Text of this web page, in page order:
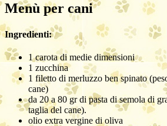
Menù per cani
Ingredienti:
1 carota di medie dimensioni
1 zucchina
1 filetto di merluzzo ben spinato
cane)
da 20 a 80 gr di pasta di semola di
taglia del cane).
olio extra vergine di oliva